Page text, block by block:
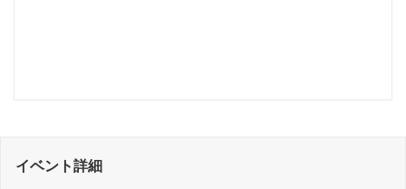
イベント詳細